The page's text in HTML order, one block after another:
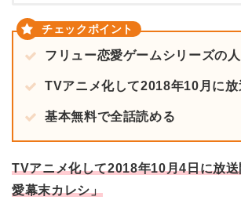
フリュー恋愛ゲームシリーズの
TVアニメ化して2018年10月に放
基本無料で全話読める
TVアニメ化して2018年10月4日に放
愛幕末カレシ」